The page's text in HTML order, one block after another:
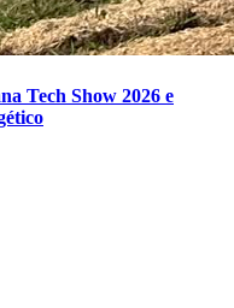
Tech Show 2026 e